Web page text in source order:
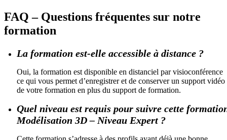
FAQ – Questions fréquentes sur notre
formation
La formation est-elle accessible à distance ?
Oui, la formation est disponible en distanciel par visioconférence
ce qui vous permet d’enregistrer et de conserver un support vidéo
de votre formation en plus du support de formation.
Quel niveau est requis pour suivre cette
Modélisation 3D – Niveau Expert ?